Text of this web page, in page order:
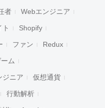
者 Webエンジニア
ト Shopify
ファン Redux
ム
ジニア 仮想通貨
行動解析